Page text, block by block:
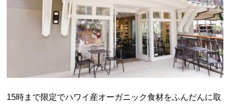
15時まで限定でハワイ産オーガニック食材をふんだんに取